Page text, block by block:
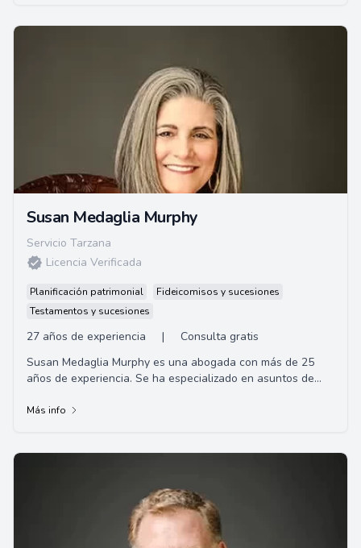
Susan Medaglia Murphy
Servicio Tarzana
Licencia Verificada
Planificación patrimonial
Fideicomisos y sucesiones
Testamentos y sucesiones
27 años de experiencia |
Consulta gratis
Susan Medaglia Murphy es una abogada con más de 25
años de experiencia. Se ha especializado en asuntos de
Más info